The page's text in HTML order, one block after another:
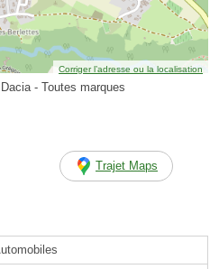
Corriger l’adresse ou la localisation
- Toutes marques
Trajet Maps